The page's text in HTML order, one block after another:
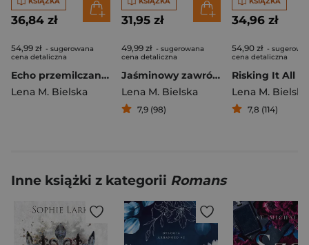
36,84 zł
54,99 zł - sugerowana
cena detaliczna
Echo przemilczanych słów
Lena M. Bielska
31,95 zł
49,99 zł - sugerowana
cena detaliczna
Jaśminowy zawrót głowy
Lena M. Bielska
7,9 (98)
34,96 zł
54,90 zł -
cena detaliczna
Risking It All
Lena M. Bielska
7,8 (114)
Inne książki z kategorii Romans